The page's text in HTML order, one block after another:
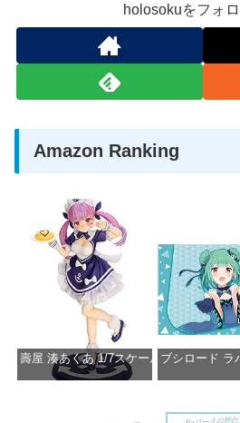
holosokuをフォ
Amazon Ranking
壽屋 湊あくあ 1/7スケール PVC製 塗装
ブシロード ラ